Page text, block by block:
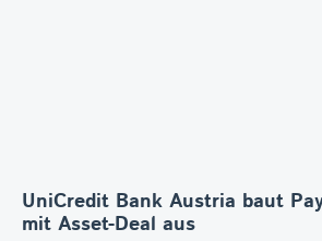
UniCredit Bank Austria baut
mit Asset-Deal aus